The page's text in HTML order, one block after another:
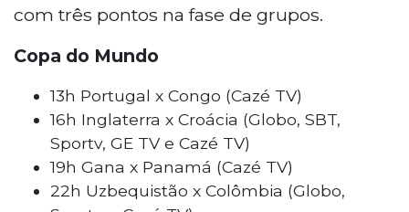
com três pontos na fase de grupos.
Copa do Mundo
13h Portugal x Congo (Cazé TV)
16h Inglaterra x Croácia (Globo, SBT,
Sportv, GE TV e Cazé TV)
19h Gana x Panamá (Cazé TV)
22h Uzbequistão x Colômbia (Globo,